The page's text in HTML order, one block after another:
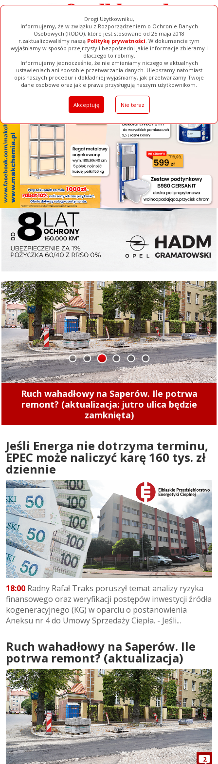
Drogi Użytkowniku,
Informujemy, że w związku z Rozporządzeniem o Ochronie Danych
Osobowych (RODO), które jest stosowane od 25 maja 2018
r.zaktualizowaliśmy naszą Politykę prywatności. W dokumencie tym
wyjaśniamy w sposób przejrzysty i bezpośredni jakie informacje zbieramy i
dlaczego to robimy.
Informujemy jednocześnie, że nie zmieniamy niczego w aktualnych
ustawieniach ani sposobie przetwarzania danych. Ulepszamy natomiast
opis naszych procedur i dokładniej wyjaśniamy, jak przetwarzamy Twoje
dane osobowe oraz jakie prawa przysługują naszym użytkownikom.
Akceptuję Nie teraz
[ ZAMKNIJ ]
Ogłoszenia Filmy Galerie Baza Firm Pełna Wersja
Ruch wahadłowy na Saperów. Ile potrwa
remont? (aktualizacja: jutro ulica będzie
zamknięta)
1 2 3 4 5 6
Jeśli Energa nie dotrzyma terminu,
EPEC może naliczyć karę 160 tys. zł
dziennie
18:00 Radny Rafał Traks poruszył temat analizy ryzyka
finansowego oraz weryfikacji postępów inwestycji źródła
kogeneracyjnego (KG) w oparciu o postanowienia
Aneksu nr 4 do Umowy Sprzedaży Ciepła. - Jeśli...
Ruch wahadłowy na Saperów. Ile
potrwa remont? (aktualizacja)
2